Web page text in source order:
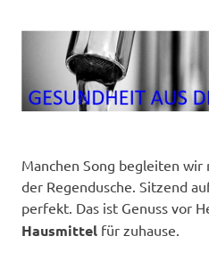
Manchen Song begleiten
der Regendusche. Sitzend
perfekt. Das ist Genuss vor
Hausmittel für zuhause.